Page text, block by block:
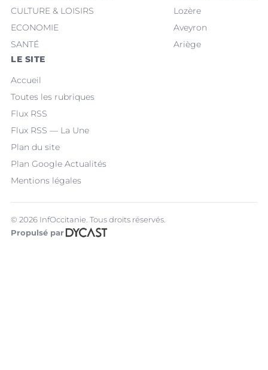
CULTURE & LOISIRS
ECONOMIE
SANTÉ
Lozère
Aveyron
Ariège
LE SITE
Accueil
Toutes les rubriques
Flux RSS
Flux RSS — La Une
Plan du site
Plan Google Actualités
Mentions légales
© 2026 InfOccitanie. Tous droits réservés.
Propulsé par